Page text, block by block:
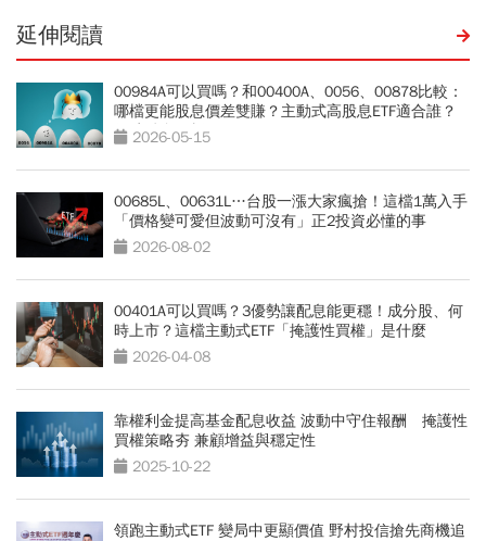
延伸閱讀
00984A可以買嗎？和00400A、0056、00878比較：
哪檔更能股息價差雙賺？主動式高股息ETF適合誰？
優缺點全解析
2026-05-15
00685L、00631L…台股一漲大家瘋搶！這檔1萬入手
「價格變可愛但波動可沒有」正2投資必懂的事
2026-08-02
00401A可以買嗎？3優勢讓配息能更穩！成分股、何
時上市？這檔主動式ETF「掩護性買權」是什麼
2026-04-08
靠權利金提高基金配息收益 波動中守住報酬 掩護性
買權策略夯 兼顧增益與穩定性
2025-10-22
領跑主動式ETF 變局中更顯價值 野村投信搶先商機追